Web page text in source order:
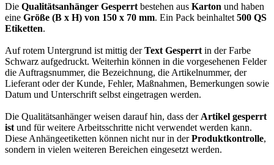
Die Qualitätsanhänger Gesperrt bestehen aus Karton und haben
eine Größe (B x H) von 150 x 70 mm. Ein Pack beinhaltet 500 QS
Etiketten.
Auf rotem Untergrund ist mittig derText Gesperrt in der Farbe
Schwarz aufgedruckt. Weiterhin können in die vorgesehenen Felder
die Auftragsnummer, die Bezeichnung, die Artikelnummer, der
Lieferant oder der Kunde, Fehler, Maßnahmen, Bemerkungen sowie
Datum und Unterschrift selbst eingetragen werden.
Die Qualitätsanhänger weisen darauf hin, dass der Artikel gesperrt
ist und für weitere Arbeitsschritte nicht verwendet werden kann.
Diese Anhängeetiketten können nicht nur in derProduktkontrolle,
sondern in vielen weiteren Bereichen eingesetzt werden.